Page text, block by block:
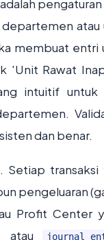
pengaturan
membuat
'Unit Rawat
intuitif
dan benar.
. Setiap transaksi
pengeluaran
Profit Center
atau